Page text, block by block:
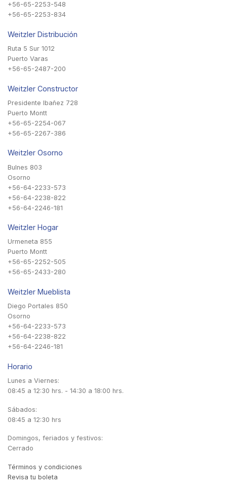
+56-65-2253-548
+56-65-2253-834
Weitzler Distribución
Ruta 5 Sur 1012
Puerto Varas
+56-65-2487-200
Weitzler Constructor
Presidente Ibañez 728
Puerto Montt
+56-65-2254-067
+56-65-2267-386
Weitzler Osorno
Bulnes 803
Osorno
+56-64-2233-573
+56-64-2238-822
+56-64-2246-181
Weitzler Hogar
Urmeneta 855
Puerto Montt
+56-65-2252-505
+56-65-2433-280
Weitzler Mueblista
Diego Portales 850
Osorno
+56-64-2233-573
+56-64-2238-822
+56-64-2246-181
Horario
Lunes a Viernes:
08:45 a 12:30 hrs. - 14:30 a 18:00 hrs.
Sábados:
08:45 a 12:30 hrs
Domingos, feriados y festivos:
Cerrado
Términos y condiciones
Revisa tu boleta